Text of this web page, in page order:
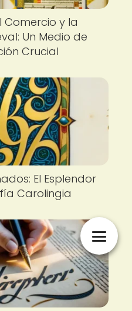
Comercio y la
Un Medio de
Crucial
El Esplendor
Carolingia